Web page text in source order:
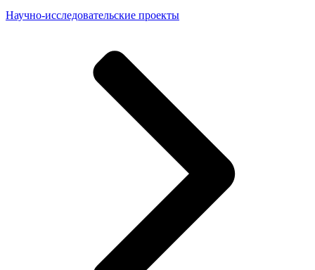
Научно-исследовательские проекты